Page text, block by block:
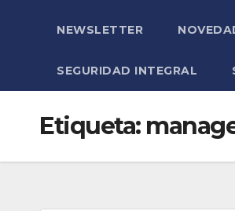
NEWSLETTER
SEGURIDAD INTEGRAL
Etiqueta: